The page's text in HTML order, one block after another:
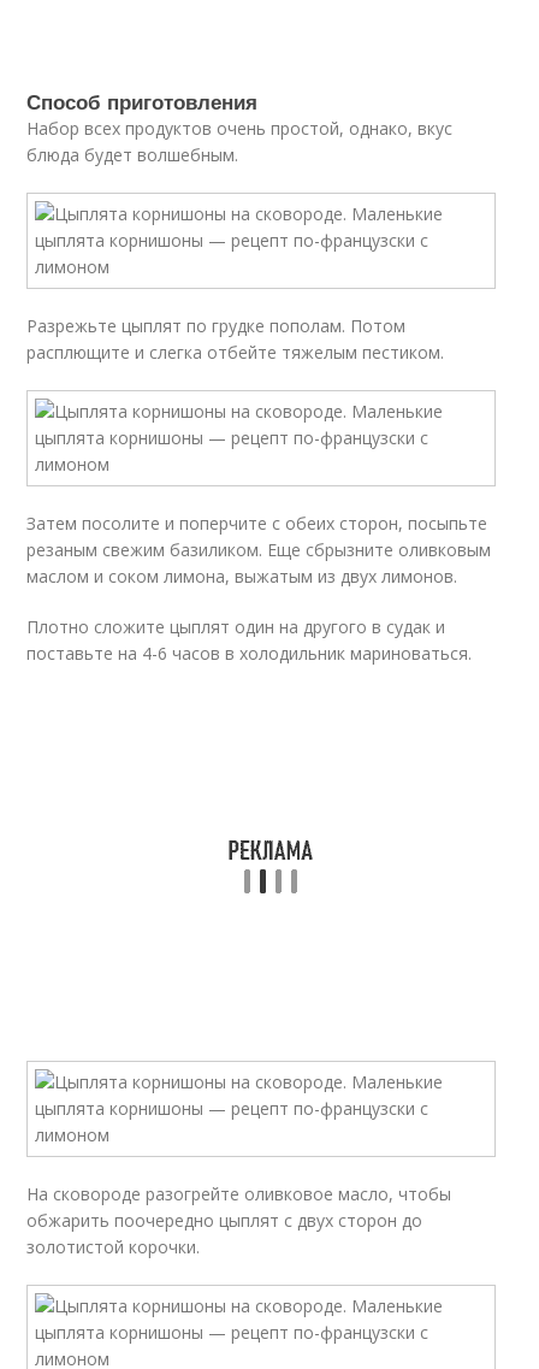
Способ приготовления
Набор всех продуктов очень простой, однако, вкус
блюда будет волшебным.
Разрежьте цыплят по грудке пополам. Потом
расплющите и слегка отбейте тяжелым пестиком.
Затем посолите и поперчите с обеих сторон, посыпьте
резаным свежим базиликом. Еще сбрызните оливковым
маслом и соком лимона, выжатым из двух лимонов.
Плотно сложите цыплят один на другого в судак и
поставьте на 4-6 часов в холодильник мариноваться.
На сковороде разогрейте оливковое масло, чтобы
обжарить поочередно цыплят с двух сторон до
золотистой корочки.